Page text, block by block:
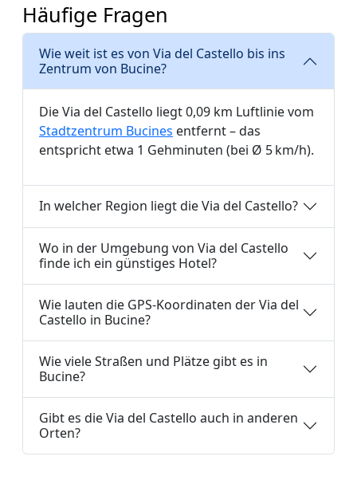
Häufige Fragen
Wie weit ist es von Via del Castello bis ins
Zentrum von Bucine?
Die Via del Castello liegt 0,09 km Luftlinie vom
Stadtzentrum Bucines entfernt – das
entspricht etwa 1 Gehminuten (bei Ø 5 km/h).
In welcher Region liegt die Via del Castello?
Wo in der Umgebung von Via del Castello
finde ich ein günstiges Hotel?
Wie lauten die GPS-Koordinaten der Via del
Castello in Bucine?
Wie viele Straßen und Plätze gibt es in
Bucine?
Gibt es die Via del Castello auch in anderen
Orten?